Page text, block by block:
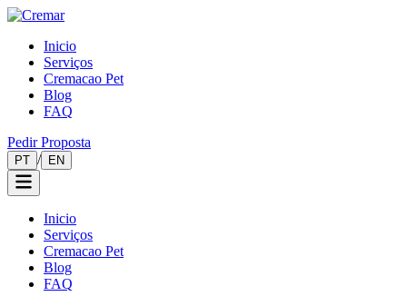
Inicio
Serviços
Cremacao Pet
Blog
FAQ
Pedir Proposta
PT / EN
Inicio
Serviços
Cremacao Pet
Blog
FAQ